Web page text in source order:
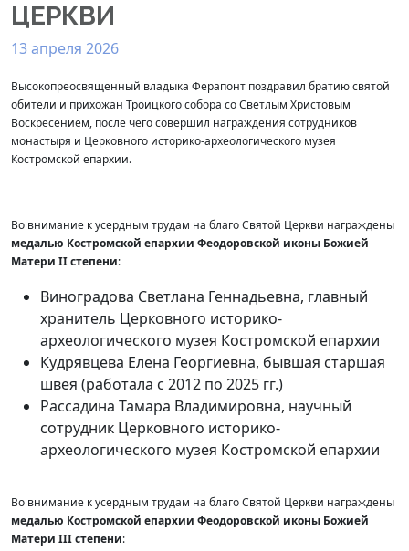
ЦЕРКВИ
13 апреля 2026
Высокопреосвященный владыка Ферапонт поздравил братию святой
обители и прихожан Троицкого собора со Светлым Христовым
Воскресением, после чего совершил награждения сотрудников
монастыря и Церковного историко-археологического музея
Костромской епархии.
Во внимание к усердным трудам на благо Святой Церкви награждены
медалью Костромской епархии Феодоровской иконы Божией
Матери II степени:
Виноградова Светлана Геннадьевна, главный
хранитель Церковного историко-
археологического музея Костромской епархии
Кудрявцева Елена Георгиевна, бывшая старшая
швея (работала с 2012 по 2025 гг.)
Рассадина Тамара Владимировна, научный
сотрудник Церковного историко-
археологического музея Костромской епархии
Во внимание к усердным трудам на благо Святой Церкви награждены
медалью Костромской епархии Феодоровской иконы Божией
Матери III степени: